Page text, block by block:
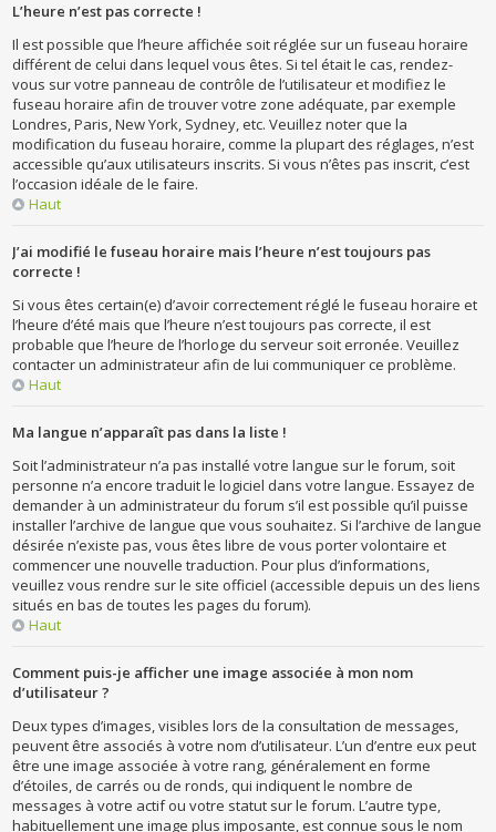
L’heure n’est pas correcte !
Il est possible que l’heure affichée soit réglée sur un fuseau horaire
différent de celui dans lequel vous êtes. Si tel était le cas, rendez-
vous sur votre panneau de contrôle de l’utilisateur et modifiez le
fuseau horaire afin de trouver votre zone adéquate, par exemple
Londres, Paris, New York, Sydney, etc. Veuillez noter que la
modification du fuseau horaire, comme la plupart des réglages, n’est
accessible qu’aux utilisateurs inscrits. Si vous n’êtes pas inscrit, c’est
l’occasion idéale de le faire.
Haut
J’ai modifié le fuseau horaire mais l’heure n’est toujours pas
correcte !
Si vous êtes certain(e) d’avoir correctement réglé le fuseau horaire et
l’heure d’été mais que l’heure n’est toujours pas correcte, il est
probable que l’heure de l’horloge du serveur soit erronée. Veuillez
contacter un administrateur afin de lui communiquer ce problème.
Haut
Ma langue n’apparaît pas dans la liste !
Soit l’administrateur n’a pas installé votre langue sur le forum, soit
personne n’a encore traduit le logiciel dans votre langue. Essayez de
demander à un administrateur du forum s’il est possible qu’il puisse
installer l’archive de langue que vous souhaitez. Si l’archive de langue
désirée n’existe pas, vous êtes libre de vous porter volontaire et
commencer une nouvelle traduction. Pour plus d’informations,
veuillez vous rendre sur le site officiel (accessible depuis un des liens
situés en bas de toutes les pages du forum).
Haut
Comment puis-je afficher une image associée à mon nom
d’utilisateur ?
Deux types d’images, visibles lors de la consultation de messages,
peuvent être associés à votre nom d’utilisateur. L’un d’entre eux peut
être une image associée à votre rang, généralement en forme
d’étoiles, de carrés ou de ronds, qui indiquent le nombre de
messages à votre actif ou votre statut sur le forum. L’autre type,
habituellement une image plus imposante, est connue sous le nom